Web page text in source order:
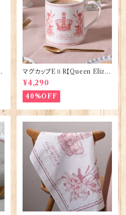
マグカップEⅡR【Queen Eliza
bethⅡ Commemorative】Vi
ctoria Eggs 50126
¥4,290
40%OFF